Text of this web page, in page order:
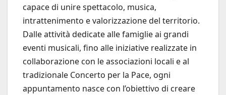
capace di unire spettacolo, musica,
intrattenimento e valorizzazione del territorio.
Dalle attività dedicate alle famiglie ai grandi
eventi musicali, fino alle iniziative realizzate in
collaborazione con le associazioni locali e al
tradizionale Concerto per la Pace, ogni
appuntamento nasce con l’obiettivo di creare